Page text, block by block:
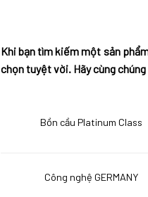
Khi bạn tìm kiếm một sản
chọn tuyệt vời. Hãy cùng
Bồn cầu Platinum Class
Công nghệ GERMANY